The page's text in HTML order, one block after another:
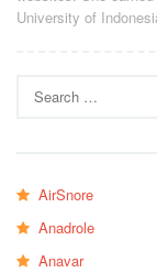
University of
for:
AirSnore
Anadrole
Anavar